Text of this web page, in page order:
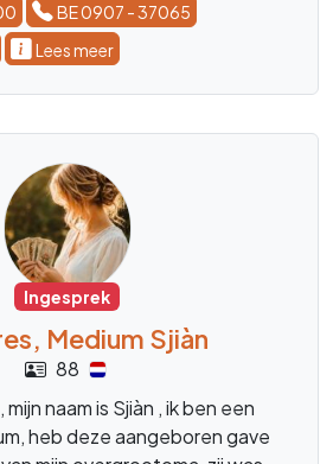
BE 0907 - 37065
Lees meer
Ingesprek
Medium Sjiàn
88
naam is Sjiàn , ik ben een
heb deze aangeboren gave